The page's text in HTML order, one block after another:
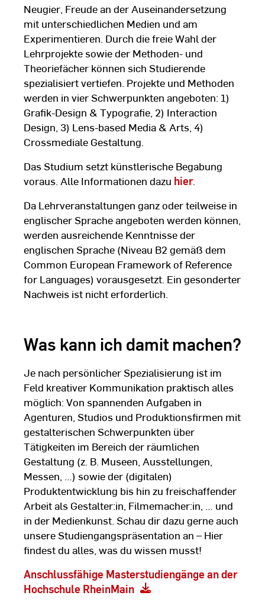
Neugier, Freude an der Auseinandersetzung
mit unterschiedlichen Medien und am
Experimentieren. Durch die freie Wahl der
Lehrprojekte sowie der Methoden- und
Theoriefächer können sich Studierende
spezialisiert vertiefen. Projekte und Methoden
werden in vier Schwerpunkten angeboten: 1)
Grafik-Design & Typografie, 2) Interaction
Design, 3) Lens-based Media & Arts, 4)
Crossmediale Gestaltung.
Das Studium setzt künstlerische Begabung
voraus. Alle Informationen dazu hier.
Da Lehrveranstaltungen ganz oder teilweise in
englischer Sprache angeboten werden können,
werden ausreichende Kenntnisse der
englischen Sprache (Niveau B2 gemäß dem
Common European Framework of Reference
for Languages) vorausgesetzt. Ein gesonderter
Nachweis ist nicht erforderlich.
Was kann ich damit machen?
Je nach persönlicher Spezialisierung ist im
Feld kreativer Kommunikation praktisch alles
möglich: Von spannenden Aufgaben in
Agenturen, Studios und Produktionsfirmen mit
gestalterischen Schwerpunkten über
Tätigkeiten im Bereich der räumlichen
Gestaltung (z. B. Museen, Ausstellungen,
Messen, …) sowie der (digitalen)
Produktentwicklung bis hin zu freischaffender
Arbeit als Gestalter:in, Filmemacher:in, … und
in der Medienkunst. Schau dir dazu gerne auch
unsere Studiengangspräsentation an – Hier
findest du alles, was du wissen musst!
Anschlussfähige Masterstudiengänge an der
Hochschule RheinMain